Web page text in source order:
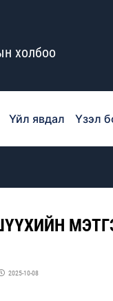
холбоо
Үйл явдал Үзэл
2025-10-08